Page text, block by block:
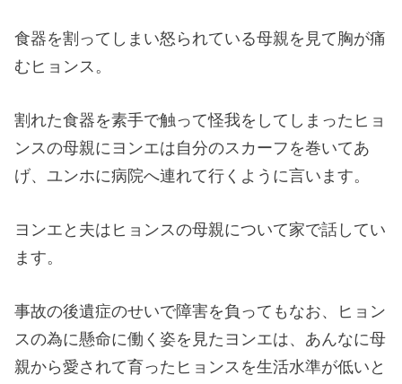
食器を割ってしまい怒られている母親を見て胸が痛
むヒョンス。
割れた食器を素手で触って怪我をしてしまったヒョ
ンスの母親にヨンエは自分のスカーフを巻いてあ
げ、ユンホに病院へ連れて行くように言います。
ヨンエと夫はヒョンスの母親について家で話してい
ます。
事故の後遺症のせいで障害を負ってもなお、ヒョン
スの為に懸命に働く姿を見たヨンエは、あんなに母
親から愛されて育ったヒョンスを生活水準が低いと